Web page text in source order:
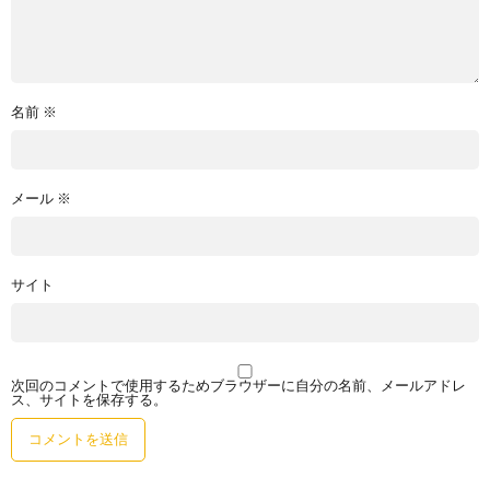
名前 ※
メール ※
サイト
次回のコメントで使用するためブラウザーに自分の名前、メールアドレ
ス、サイトを保存する。